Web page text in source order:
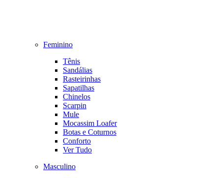
Feminino
Tênis
Sandálias
Rasteirinhas
Sapatilhas
Chinelos
Scarpin
Mule
Mocassim Loafer
Botas e Coturnos
Conforto
Ver Tudo
Masculino